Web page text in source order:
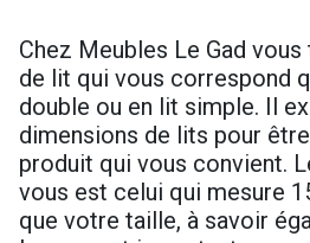
Chez Meubles Le Gad
de lit qui vous correspond
double ou en lit simple. Il
dimensions de lits pour
produit qui vous convient.
vous est celui qui mesure
que votre taille, à savoir